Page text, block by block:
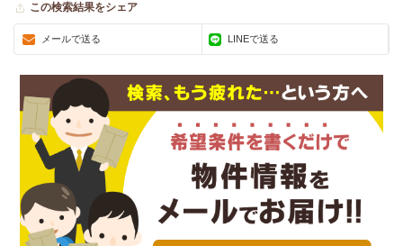
この検索結果をシェア
メールで送る LINEで送る